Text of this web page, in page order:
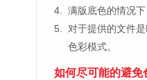
4. 满版底色的情况
5. 对于提供的文件
色彩模式。
如何尽可能的避免